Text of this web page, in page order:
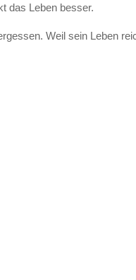
das Leben besser.
Weil sein Leben